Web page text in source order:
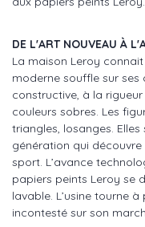
DE L'ART NOUVEAU À
La maison Leroy
moderne souffle sur
constructive, à la
couleurs sobres. Les
triangles, losanges.
génération qui découvre
sport. L’avance
papiers peints Leroy se
lavable. L’usine tourne
incontesté sur son